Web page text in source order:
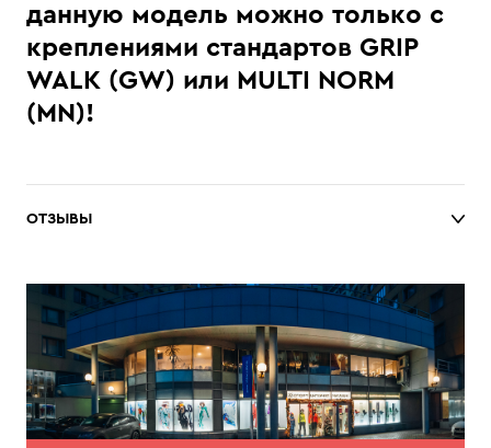
данную модель можно только с
креплениями стандартов GRIP
WALK (GW) или MULTI NORM
(MN)!
ОТЗЫВЫ